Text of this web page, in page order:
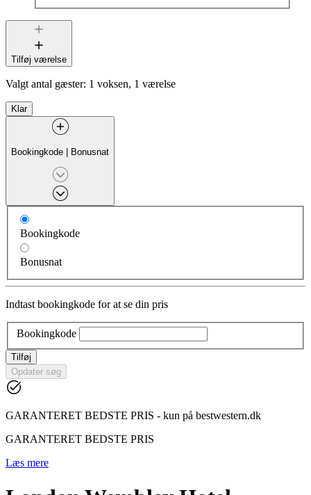
Tilføj værelse
Valgt antal gæster: 1 voksen, 1 værelse
Klar
Bookingkode | Bonusnat
Bookingkode
Bonusnat
Indtast bookingkode for at se din pris
Bookingkode
Tilføj
Opdater søg
GARANTERET BEDSTE PRIS - kun på bestwestern.dk
GARANTERET BEDSTE PRIS
Læs mere